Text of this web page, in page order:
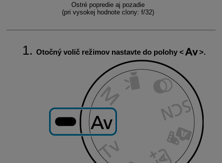
Ostré popredie aj pozadie
(pri vysokej hodnote clony: f/32)
Otočný volič režimov nastavte do polohy .